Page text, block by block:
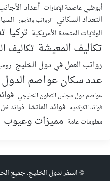
أبوظبي عاصمة الإمارات أعداد
التعداد السكاني الرواتب والأجور
الولايات المتحدة الأمريكية تركيا
تكاليف المعيشة تكاليف
رواتب العمل في دول الخليج
عدد سكان عواصم الدول
عواصم دول مجلس التعاون الخليجي
فوائد الكركديه فوائد الماتشا فوائد خل
معلومات عامة مميزات وعيوب
©السفر لدول الخليج. جميع